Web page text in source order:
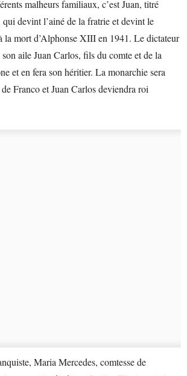
malheurs familiaux, c’est Juan, titré
devint l’ainé de la fratrie et devint le
la mort d’Alphonse XIII en 1941. Le dictateur
aile Juan Carlos, fils du comte et de la
et en fera son héritier. La monarchie sera
Franco et Juan Carlos deviendra roi
Maria Mercedes, comtesse de